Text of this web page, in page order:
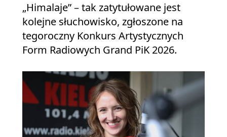
„Himalaje” – tak zatytułowane jest
kolejne słuchowisko, zgłoszone na
tegoroczny Konkurs Artystycznych
Form Radiowych Grand PiK 2026.